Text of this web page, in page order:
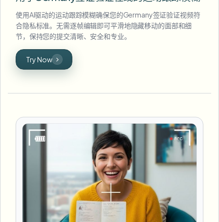
使用AI驱动的运动跟踪模糊确保您的Germany签证验证视频符
合隐私标准。无需逐帧编辑即可平滑地隐藏移动的面部和细
节，保持您的提交清晰、安全和专业。
Try Now